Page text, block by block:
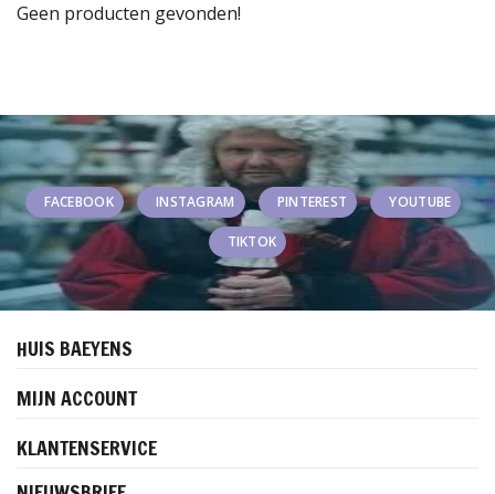
Geen producten gevonden!
FACEBOOK INSTAGRAM PINTEREST YOUTUBE
TIKTOK
HUIS BAEYENS
MIJN ACCOUNT
KLANTENSERVICE